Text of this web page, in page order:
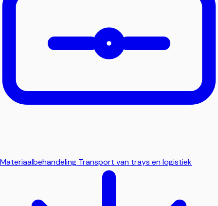
Materiaalbehandeling Transport van trays en logistiek